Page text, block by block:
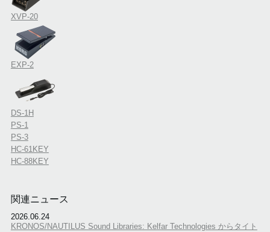
XVP-20
EXP-2
DS-1H
PS-1
PS-3
HC-61KEY
HC-88KEY
関連ニュース
2026.06.24
KRONOS/NAUTILUS Sound Libraries: Kelfar Technologies からタイト